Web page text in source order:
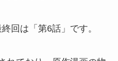
回は「第6話」です。